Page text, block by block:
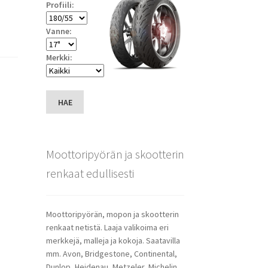
Profiili:
Vanne:
Merkki:
HAE
Moottoripyörän ja skootterin
renkaat edullisesti
Moottoripyörän, mopon ja skootterin
renkaat netistä. Laaja valikoima eri
merkkejä, malleja ja kokoja. Saatavilla
mm. Avon, Bridgestone, Continental,